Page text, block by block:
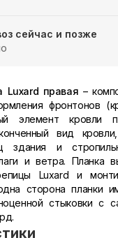
сейчас и позже
Luxard правая –
фронтонов
элемент кровли
вид
здания и
и ветра. Планка
Luxard и
сторона планки
стыковки с